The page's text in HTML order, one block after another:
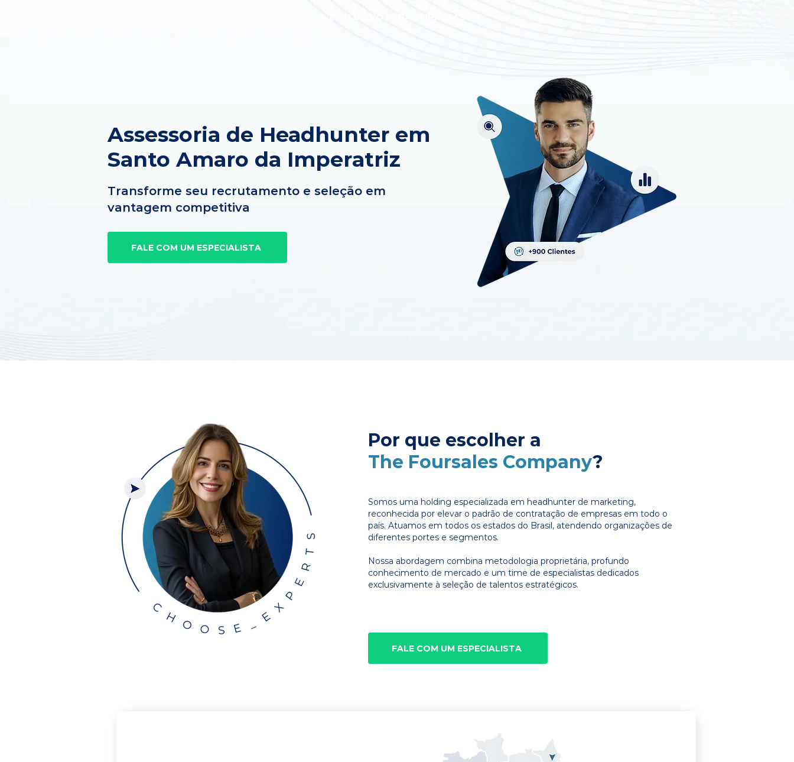
Assessoria de Headhunter em
Santo Amaro da Imperatriz
Transforme seu recrutamento e seleção em
vantagem competitiva
FALE COM UM ESPECIALISTA
Por que escolher a
The Foursales Company?
Somos uma holding especializada em headhunter de marketing,
reconhecida por elevar o padrão de contratação de empresas em todo o
país. Atuamos em todos os estados do Brasil, atendendo organizações de
diferentes portes e segmentos.
Nossa abordagem combina metodologia proprietária, profundo
conhecimento de mercado e um time de especialistas dedicados
exclusivamente à seleção de talentos estratégicos.
FALE COM UM ESPECIALISTA